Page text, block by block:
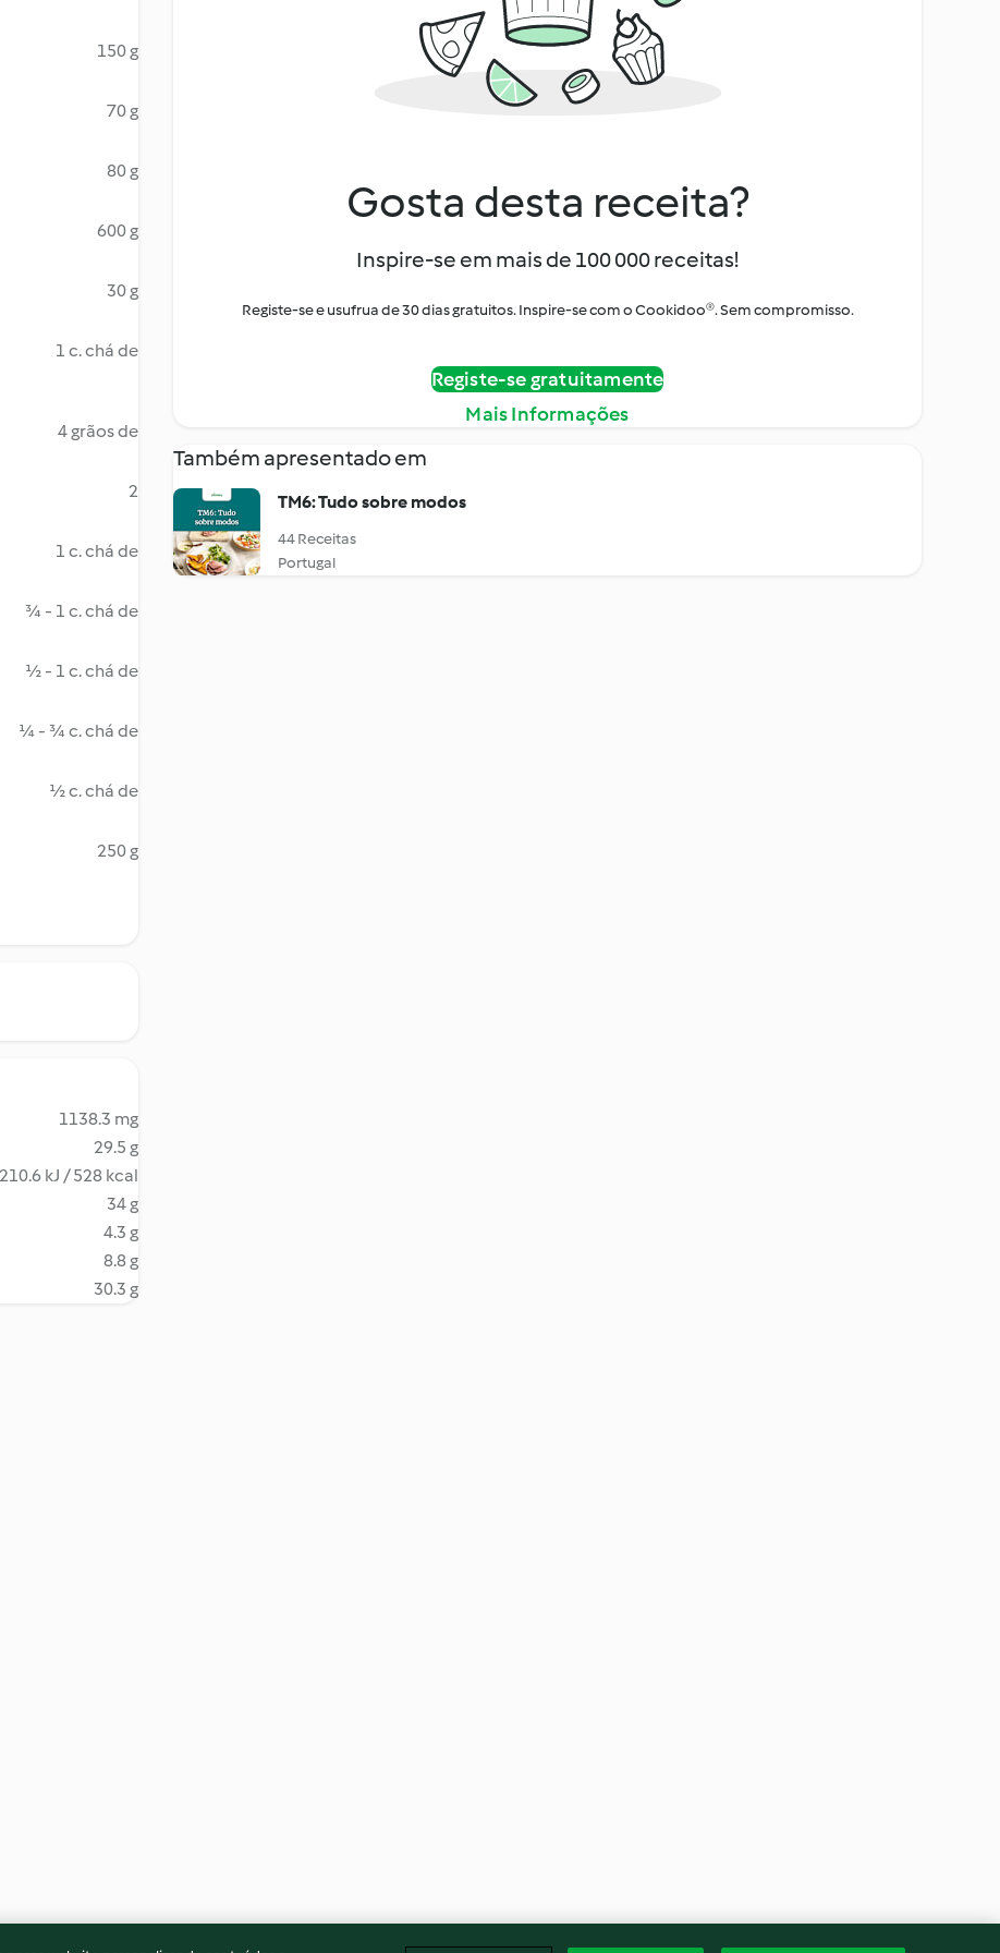
150 g
70 g
80 g
600 g
30 g
1 c. chá de
4 grãos de
2
1 c. chá de
¾ - 1 c. chá de
½ - 1 c. chá de
¼ - ¾ c. chá de
½ c. chá de
250 g
1138.3 mg
29.5 g
kJ / 528 kcal
34 g
4.3 g
8.8 g
30.3 g
Gosta desta receita?
Inspire-se em mais de 100 000 receitas!
Registe-se e usufrua de 30 dias gratuitos. Inspire-se com o Cookidoo®. Sem compromisso.
Registe-se gratuitamente
Mais Informações
Também apresentado em
TM6: Tudo sobre modos
44 Receitas
Portugal